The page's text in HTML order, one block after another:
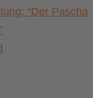
“Der Pascha